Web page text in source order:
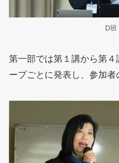
D班
第一部では第１講から第
ープごとに発表し、参加者